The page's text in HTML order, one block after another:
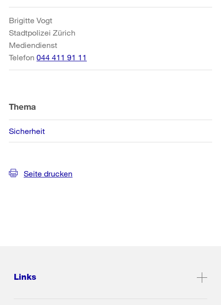
Informationen
Brigitte Vogt
Stadtpolizei Zürich
Mediendienst
Telefon 044 411 91 11
Thema
Sicherheit
Seite drucken
Links